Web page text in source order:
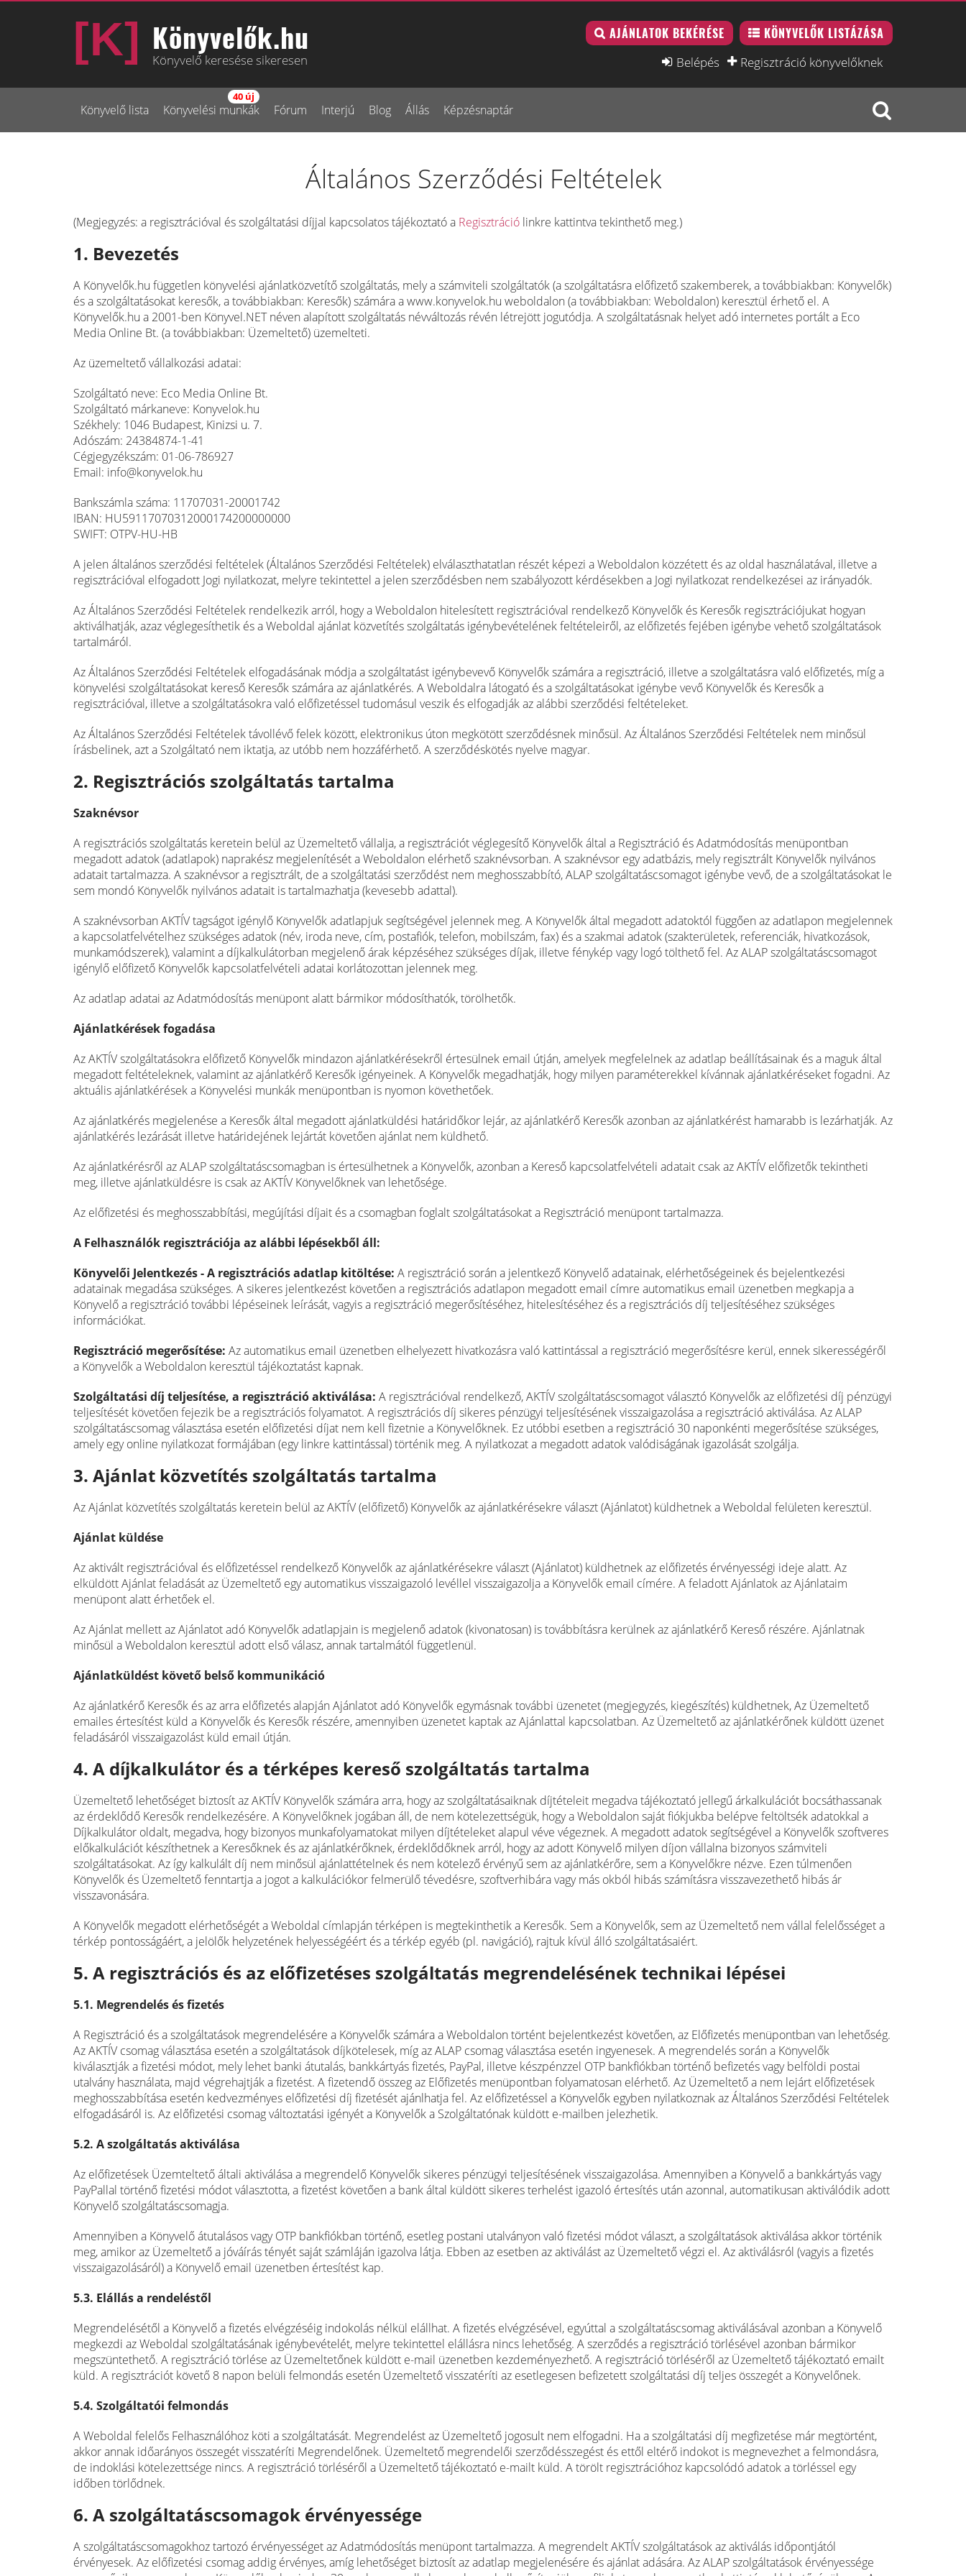
Könyvelők.hu
Könyvelő keresése sikeresen
AJÁNLATOK BEKÉRÉSE KÖNYVELŐK LISTÁZÁSA
Belépés Regisztráció könyvelőknek
Könyvelő lista Könyvelési munkák
40 új
Fórum Interjú Blog Állás Képzésnaptár
Általános Szerződési Feltételek
(Megjegyzés: a regisztrációval és szolgáltatási díjjal kapcsolatos tájékoztató a Regisztráció linkre kattintva tekinthető meg.)
1. Bevezetés
A Könyvelők.hu független könyvelési ajánlatközvetítő szolgáltatás, mely a számviteli szolgáltatók (a szolgáltatásra előfizető szakemberek, a továbbiakban: Könyvelők)
és a szolgáltatásokat keresők, a továbbiakban: Keresők) számára a www.konyvelok.hu weboldalon (a továbbiakban: Weboldalon) keresztül érhető el. A
Könyvelők.hu a 2001-ben Könyvel.NET néven alapított szolgáltatás névváltozás révén létrejött jogutódja. A szolgáltatásnak helyet adó internetes portált a Eco
Media Online Bt. (a továbbiakban: Üzemeltető) üzemelteti.
Az üzemeltető vállalkozási adatai:
Szolgáltató neve: Eco Media Online Bt.
Szolgáltató márkaneve: Konyvelok.hu
Székhely: 1046 Budapest, Kinizsi u. 7.
Adószám: 24384874-1-41
Cégjegyzékszám: 01-06-786927
Email: info@konyvelok.hu
Bankszámla száma: 11707031-20001742
IBAN: HU59117070312000174200000000
SWIFT: OTPV-HU-HB
A jelen általános szerződési feltételek (Általános Szerződési Feltételek) elválaszthatatlan részét képezi a Weboldalon közzétett és az oldal használatával, illetve a
regisztrációval elfogadott Jogi nyilatkozat, melyre tekintettel a jelen szerződésben nem szabályozott kérdésekben a Jogi nyilatkozat rendelkezései az irányadók.
Az Általános Szerződési Feltételek rendelkezik arról, hogy a Weboldalon hitelesített regisztrációval rendelkező Könyvelők és Keresők regisztrációjukat hogyan
aktiválhatják, azaz véglegesíthetik és a Weboldal ajánlat közvetítés szolgáltatás igénybevételének feltételeiről, az előfizetés fejében igénybe vehető szolgáltatások
tartalmáról.
Az Általános Szerződési Feltételek elfogadásának módja a szolgáltatást igénybevevő Könyvelők számára a regisztráció, illetve a szolgáltatásra való előfizetés, míg a
könyvelési szolgáltatásokat kereső Keresők számára az ajánlatkérés. A Weboldalra látogató és a szolgáltatásokat igénybe vevő Könyvelők és Keresők a
regisztrációval, illetve a szolgáltatásokra való előfizetéssel tudomásul veszik és elfogadják az alábbi szerződési feltételeket.
Az Általános Szerződési Feltételek távollévő felek között, elektronikus úton megkötött szerződésnek minősül. Az Általános Szerződési Feltételek nem minősül
írásbelinek, azt a Szolgáltató nem iktatja, az utóbb nem hozzáférhető. A szerződéskötés nyelve magyar.
2. Regisztrációs szolgáltatás tartalma
Szaknévsor
A regisztrációs szolgáltatás keretein belül az Üzemeltető vállalja, a regisztrációt véglegesítő Könyvelők által a Regisztráció és Adatmódosítás menüpontban
megadott adatok (adatlapok) naprakész megjelenítését a Weboldalon elérhető szaknévsorban. A szaknévsor egy adatbázis, mely regisztrált Könyvelők nyilvános
adatait tartalmazza. A szaknévsor a regisztrált, de a szolgáltatási szerződést nem meghosszabbító, ALAP szolgáltatáscsomagot igénybe vevő, de a szolgáltatásokat le
sem mondó Könyvelők nyilvános adatait is tartalmazhatja (kevesebb adattal).
A szaknévsorban AKTÍV tagságot igénylő Könyvelők adatlapjuk segítségével jelennek meg. A Könyvelők által megadott adatoktól függően az adatlapon megjelennek
a kapcsolatfelvételhez szükséges adatok (név, iroda neve, cím, postafiók, telefon, mobilszám, fax) és a szakmai adatok (szakterületek, referenciák, hivatkozások,
munkamódszerek), valamint a díjkalkulátorban megjelenő árak képzéséhez szükséges díjak, illetve fénykép vagy logó tölthető fel. Az ALAP szolgáltatáscsomagot
igénylő előfizető Könyvelők kapcsolatfelvételi adatai korlátozottan jelennek meg.
Az adatlap adatai az Adatmódosítás menüpont alatt bármikor módosíthatók, törölhetők.
Ajánlatkérések fogadása
Az AKTÍV szolgáltatásokra előfizető Könyvelők mindazon ajánlatkérésekről értesülnek email útján, amelyek megfelelnek az adatlap beállításainak és a maguk által
megadott feltételeknek, valamint az ajánlatkérő Keresők igényeinek. A Könyvelők megadhatják, hogy milyen paraméterekkel kívánnak ajánlatkéréseket fogadni. Az
aktuális ajánlatkérések a Könyvelési munkák menüpontban is nyomon követhetőek.
Az ajánlatkérés megjelenése a Keresők által megadott ajánlatküldési határidőkor lejár, az ajánlatkérő Keresők azonban az ajánlatkérést hamarabb is lezárhatják. Az
ajánlatkérés lezárását illetve határidejének lejártát követően ajánlat nem küldhető.
Az ajánlatkérésről az ALAP szolgáltatáscsomagban is értesülhetnek a Könyvelők, azonban a Kereső kapcsolatfelvételi adatait csak az AKTÍV előfizetők tekintheti
meg, illetve ajánlatküldésre is csak az AKTÍV Könyvelőknek van lehetősége.
Az előfizetési és meghosszabbítási, megújítási díjait és a csomagban foglalt szolgáltatásokat a Regisztráció menüpont tartalmazza.
A Felhasználók regisztrációja az alábbi lépésekből áll:
Könyvelői Jelentkezés - A regisztrációs adatlap kitöltése: A regisztráció során a jelentkező Könyvelő adatainak, elérhetőségeinek és bejelentkezési
adatainak megadása szükséges. A sikeres jelentkezést követően a regisztrációs adatlapon megadott email címre automatikus email üzenetben megkapja a
Könyvelő a regisztráció további lépéseinek leírását, vagyis a regisztráció megerősítéséhez, hitelesítéséhez és a regisztrációs díj teljesítéséhez szükséges
információkat.
Regisztráció megerősítése: Az automatikus email üzenetben elhelyezett hivatkozásra való kattintással a regisztráció megerősítésre kerül, ennek sikerességéről
a Könyvelők a Weboldalon keresztül tájékoztatást kapnak.
Szolgáltatási díj teljesítése, a regisztráció aktiválása: A regisztrációval rendelkező, AKTÍV szolgáltatáscsomagot választó Könyvelők az előfizetési díj pénzügyi
teljesítését követően fejezik be a regisztrációs folyamatot. A regisztrációs díj sikeres pénzügyi teljesítésének visszaigazolása a regisztráció aktiválása. Az ALAP
szolgáltatáscsomag választása esetén előfizetési díjat nem kell fizetnie a Könyvelőknek. Ez utóbbi esetben a regisztráció 30 naponkénti megerősítése szükséges,
amely egy online nyilatkozat formájában (egy linkre kattintással) történik meg. A nyilatkozat a megadott adatok valódiságának igazolását szolgálja.
3. Ajánlat közvetítés szolgáltatás tartalma
Az Ajánlat közvetítés szolgáltatás keretein belül az AKTÍV (előfizető) Könyvelők az ajánlatkérésekre választ (Ajánlatot) küldhetnek a Weboldal felületen keresztül.
Ajánlat küldése
Az aktivált regisztrációval és előfizetéssel rendelkező Könyvelők az ajánlatkérésekre választ (Ajánlatot) küldhetnek az előfizetés érvényességi ideje alatt. Az
elküldött Ajánlat feladását az Üzemeltető egy automatikus visszaigazoló levéllel visszaigazolja a Könyvelők email címére. A feladott Ajánlatok az Ajánlataim
menüpont alatt érhetőek el.
Az Ajánlat mellett az Ajánlatot adó Könyvelők adatlapjain is megjelenő adatok (kivonatosan) is továbbításra kerülnek az ajánlatkérő Kereső részére. Ajánlatnak
minősül a Weboldalon keresztül adott első válasz, annak tartalmától függetlenül.
Ajánlatküldést követő belső kommunikáció
Az ajánlatkérő Keresők és az arra előfizetés alapján Ajánlatot adó Könyvelők egymásnak további üzenetet (megjegyzés, kiegészítés) küldhetnek, Az Üzemeltető
emailes értesítést küld a Könyvelők és Keresők részére, amennyiben üzenetet kaptak az Ajánlattal kapcsolatban. Az Üzemeltető az ajánlatkérőnek küldött üzenet
feladásáról visszaigazolást küld email útján.
4. A díjkalkulátor és a térképes kereső szolgáltatás tartalma
Üzemeltető lehetőséget biztosít az AKTÍV Könyvelők számára arra, hogy az szolgáltatásaiknak díjtételeit megadva tájékoztató jellegű árkalkulációt bocsáthassanak
az érdeklődő Keresők rendelkezésére. A Könyvelőknek jogában áll, de nem kötelezettségük, hogy a Weboldalon saját fiókjukba belépve feltöltsék adatokkal a
Díjkalkulátor oldalt, megadva, hogy bizonyos munkafolyamatokat milyen díjtételeket alapul véve végeznek. A megadott adatok segítségével a Könyvelők szoftveres
előkalkulációt készíthetnek a Keresőknek és az ajánlatkérőknek, érdeklődőknek arról, hogy az adott Könyvelő milyen díjon vállalna bizonyos számviteli
szolgáltatásokat. Az így kalkulált díj nem minősül ajánlattételnek és nem kötelező érvényű sem az ajánlatkérőre, sem a Könyvelőkre nézve. Ezen túlmenően
Könyvelők és Üzemeltető fenntartja a jogot a kalkulációkor felmerülő tévedésre, szoftverhibára vagy más okból hibás számításra visszavezethető hibás ár
visszavonására.
A Könyvelők megadott elérhetőségét a Weboldal címlapján térképen is megtekinthetik a Keresők. Sem a Könyvelők, sem az Üzemeltető nem vállal felelősséget a
térkép pontosságáért, a jelölők helyzetének helyességéért és a térkép egyéb (pl. navigáció), rajtuk kívül álló szolgáltatásaiért.
5. A regisztrációs és az előfizetéses szolgáltatás megrendelésének technikai lépései
5.1. Megrendelés és fizetés
A Regisztráció és a szolgáltatások megrendelésére a Könyvelők számára a Weboldalon történt bejelentkezést követően, az Előfizetés menüpontban van lehetőség.
Az AKTÍV csomag választása esetén a szolgáltatások díjkötelesek, míg az ALAP csomag választása esetén ingyenesek. A megrendelés során a Könyvelők
kiválasztják a fizetési módot, mely lehet banki átutalás, bankkártyás fizetés, PayPal, illetve készpénzzel OTP bankfiókban történő befizetés vagy belföldi postai
utalvány használata, majd végrehajtják a fizetést. A fizetendő összeg az Előfizetés menüpontban folyamatosan elérhető. Az Üzemeltető a nem lejárt előfizetések
meghosszabbítása esetén kedvezményes előfizetési díj fizetését ajánlhatja fel. Az előfizetéssel a Könyvelők egyben nyilatkoznak az Általános Szerződési Feltételek
elfogadásáról is. Az előfizetési csomag változtatási igényét a Könyvelők a Szolgáltatónak küldött e-mailben jelezhetik.
5.2. A szolgáltatás aktiválása
Az előfizetések Üzemteltető általi aktiválása a megrendelő Könyvelők sikeres pénzügyi teljesítésének visszaigazolása. Amennyiben a Könyvelő a bankkártyás vagy
PayPallal történő fizetési módot választotta, a fizetést követően a bank által küldött sikeres terhelést igazoló értesítés után azonnal, automatikusan aktiválódik adott
Könyvelő szolgáltatáscsomagja.
Amennyiben a Könyvelő átutalásos vagy OTP bankfiókban történő, esetleg postani utalványon való fizetési módot választ, a szolgáltatások aktiválása akkor történik
meg, amikor az Üzemeltető a jóváírás tényét saját számláján igazolva látja. Ebben az esetben az aktiválást az Üzemeltető végzi el. Az aktiválásról (vagyis a fizetés
visszaigazolásáról) a Könyvelő email üzenetben értesítést kap.
5.3. Elállás a rendeléstől
Megrendelésétől a Könyvelő a fizetés elvégzéséig indokolás nélkül elállhat. A fizetés elvégzésével, egyúttal a szolgáltatáscsomag aktiválásával azonban a Könyvelő
megkezdi az Weboldal szolgáltatásának igénybevételét, melyre tekintettel elállásra nincs lehetőség. A szerződés a regisztráció törlésével azonban bármikor
megszüntethető. A regisztráció törlése az Üzemeltetőnek küldött e-mail üzenetben kezdeményezhető. A regisztráció törléséről az Üzemeltető tájékoztató emailt
küld. A regisztrációt követő 8 napon belüli felmondás esetén Üzemeltető visszatéríti az esetlegesen befizetett szolgáltatási díj teljes összegét a Könyvelőnek.
5.4. Szolgáltatói felmondás
A Weboldal felelős Felhasználóhoz köti a szolgáltatását. Megrendelést az Üzemeltető jogosult nem elfogadni. Ha a szolgáltatási díj megfizetése már megtörtént,
akkor annak időarányos összegét visszatéríti Megrendelőnek. Üzemeltető megrendelői szerződésszegést és ettől eltérő indokot is megnevezhet a felmondásra,
de indoklási kötelezettsége nincs. A regisztráció törléséről a Üzemeltető tájékoztató e-mailt küld. A törölt regisztrációhoz kapcsolódó adatok a törléssel egy
időben törlődnek.
6. A szolgáltatáscsomagok érvényessége
A szolgáltatáscsomagokhoz tartozó érvényességet az Adatmódosítás menüpont tartalmazza. A megrendelt AKTÍV szolgáltatások az aktiválás időpontjától
érvényesek. Az előfizetési csomag addig érvényes, amíg lehetőséget biztosít az adatlap megjelenésére és ajánlat adására. Az ALAP szolgáltatások érvényessége